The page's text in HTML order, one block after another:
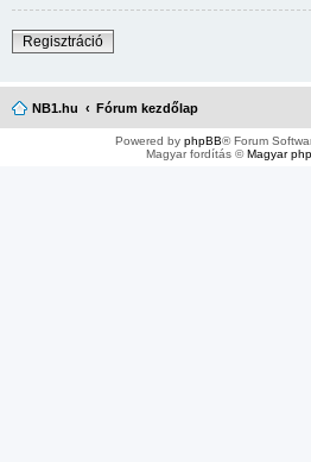
Regisztráció
NB1.hu Fórum kezdőlap
Powered by phpBB® Forum
Magyar fordítás ©Magyar